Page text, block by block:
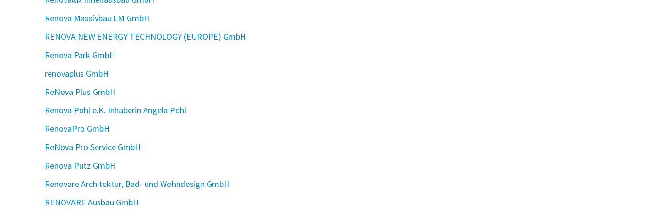
Renova Massivbau LM GmbH
RENOVA NEW ENERGY TECHNOLOGY (EUROPE) GmbH
Renova Park GmbH
renovaplus GmbH
ReNova Plus GmbH
Renova Pohl e.K. Inhaberin Angela Pohl
RenovaPro GmbH
ReNova Pro Service GmbH
Renova Putz GmbH
Renovare Architektur, Bad- und Wohndesign GmbH
RENOVARE Ausbau GmbH